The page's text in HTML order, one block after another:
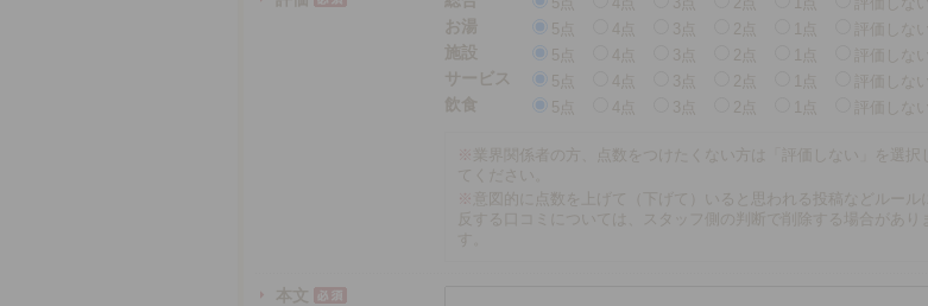
お湯
5点 3点 2点 1点
評価しない
施設
5点 3点 2点 1点
評価しない
サービス
5点 3点 2点 1点
評価しない
飲食
5点 3点 2点 1点 評価しない
※ 業界関係者の方、点数をつけたくない方は「評価しない」を選択し
てください。
※ 意図的に点数を上げて（下げて）いると思われる投稿などルールに
反する口コミについては、スタッフ側の判断で削除する場合がありま
本文